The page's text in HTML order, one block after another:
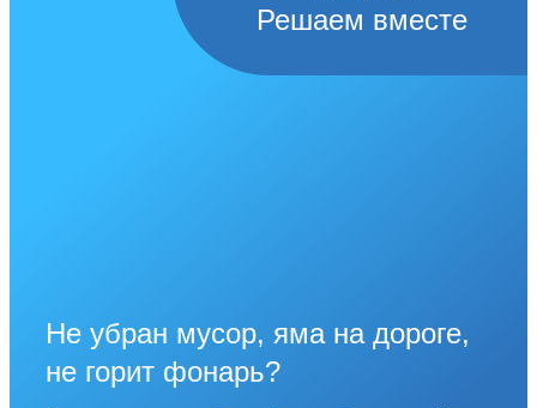
Решаем вместе
Не убран мусор, яма на дороге,
не горит фонарь?